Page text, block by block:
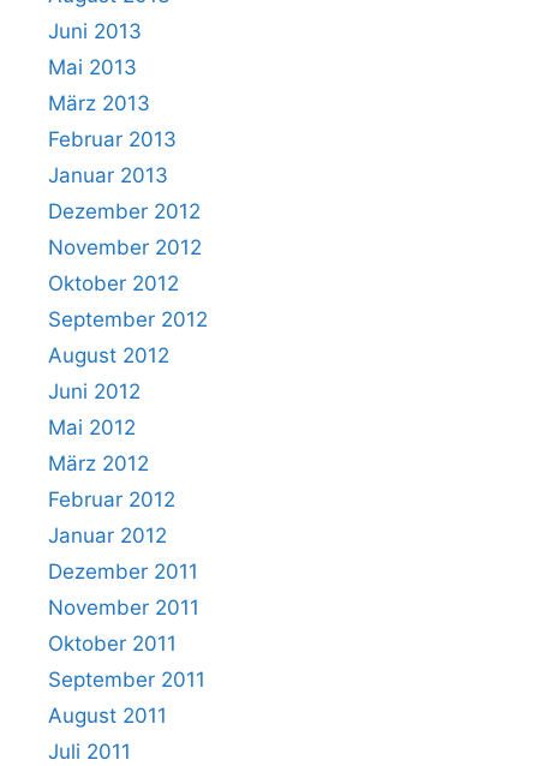
Juni 2013
Mai 2013
März 2013
Februar 2013
Januar 2013
Dezember 2012
November 2012
Oktober 2012
September 2012
August 2012
Juni 2012
Mai 2012
März 2012
Februar 2012
Januar 2012
Dezember 2011
November 2011
Oktober 2011
September 2011
August 2011
Juli 2011